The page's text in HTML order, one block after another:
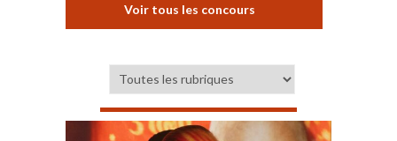
Voir tous les concours